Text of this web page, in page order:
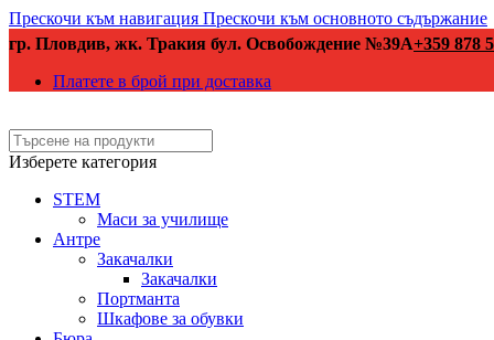
Прескочи към навигация Прескочи към основното съдържание
гр. Пловдив, жк. Тракия бул. Освобождение №39А+359 878
Платете в брой при доставка
Изберете категория
STEM
Маси за училище
Антре
Закачалки
Закачалки
Портманта
Шкафове за обувки